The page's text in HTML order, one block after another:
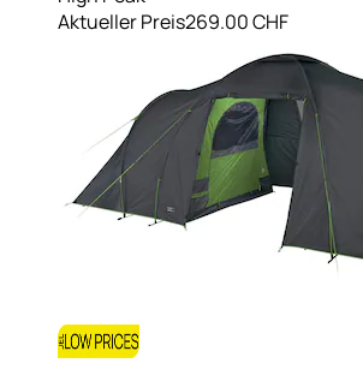
Aktueller Preis269.00 CHF